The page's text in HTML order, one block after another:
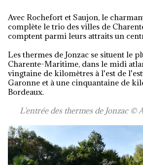
Avec Rochefort et Saujon, le charmant bourg de Jonzac
complète le trio des villes de
comptent parmi leurs attraits un
Les thermes de Jonzac se situent le
Charente-Maritime, dans le midi
vingtaine de kilomètres à l'est de
Garonne et à une cinquantaine de
Bordeaux.
L'entrée des thermes de Jonzac ©